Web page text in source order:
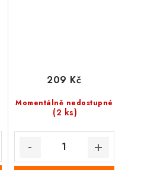
Momentálně nedostupné
(2 ks)
209 Kč